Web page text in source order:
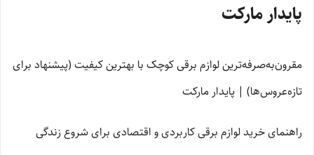
پایدار مارکت
مقرون‌به‌صرفه‌ترین لوازم برقی کوچک با بهترین کیفیت (پیشنهاد برای
تازه‌عروس‌ها) | پایدار مارکت
راهنمای خرید لوازم برقی کاربردی و اقتصادی برای شروع زندگی